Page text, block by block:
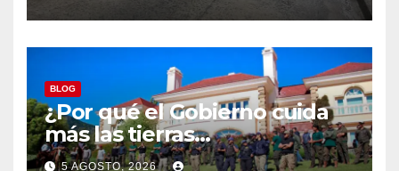
BLOG
¿Por qué el Gobierno cuida
más las tierras
extranjerizadas que el
5 AGOSTO, 2026